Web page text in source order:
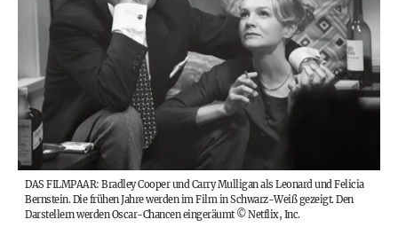
DAS FILMPAAR: Bradley Cooper und Carry Mulligan als Leonard und Felicia
Bernstein. Die frühen Jahre werden im Film in Schwarz-Weiß gezeigt. Den
Darstellern werden Oscar-Chancen eingeräumt©Netflix, Inc.